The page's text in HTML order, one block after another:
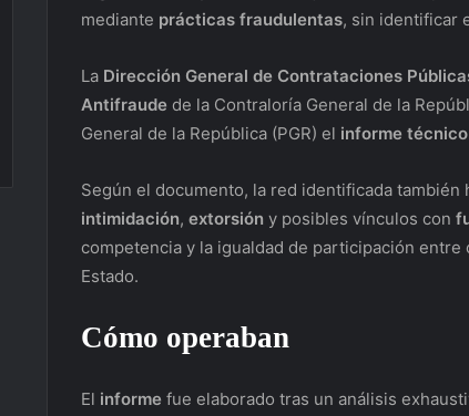
mediante prácticas fraudulentas, sin identificar
La Dirección General de Contrataciones
Antifraude de la Contraloría General de la
General de la República (PGR) el informe técnico
Según el documento, la red identificada
intimidación, extorsión y posibles vínculos con
competencia y la igualdad de participación
Estado.
Cómo operaban
El informe fue elaborado tras un análisis